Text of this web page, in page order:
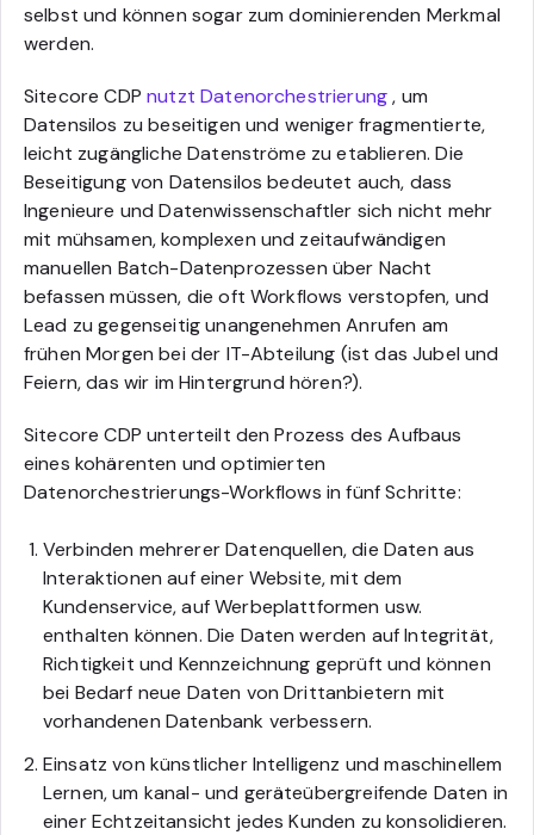
selbst und können sogar zum dominierenden Merkmal
werden.
Sitecore CDPnutzt Datenorchestrierung, um
Datensilos zu beseitigen und weniger fragmentierte,
leicht zugängliche Datenströme zu etablieren. Die
Beseitigung von Datensilos bedeutet auch, dass
Ingenieure und Datenwissenschaftler sich nicht mehr
mit mühsamen, komplexen und zeitaufwändigen
manuellen Batch-Datenprozessen über Nacht
befassen müssen, die oft Workflows verstopfen, und
Lead zu gegenseitig unangenehmen Anrufen am
frühen Morgen bei der IT-Abteilung (ist das Jubel und
Feiern, das wir im Hintergrund hören?).
Sitecore CDP unterteilt den Prozess des Aufbaus
eines kohärenten und optimierten
Datenorchestrierungs-Workflows in fünf Schritte:
Verbinden mehrerer Datenquellen, die Daten aus
Interaktionen auf einer Website, mit dem
Kundenservice, auf Werbeplattformen usw.
enthalten können. Die Daten werden auf Integrität,
Richtigkeit und Kennzeichnung geprüft und können
bei Bedarf neue Daten von Drittanbietern mit
vorhandenen Datenbank verbessern.
Einsatz von künstlicher Intelligenz und maschinellem
Lernen, um kanal- und geräteübergreifende Daten in
einer Echtzeitansicht jedes Kunden zu konsolidieren.